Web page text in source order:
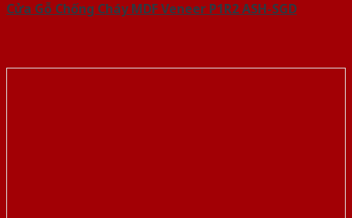
Cửa Gỗ Chống Cháy MDF Veneer P1R2 ASH-SGD